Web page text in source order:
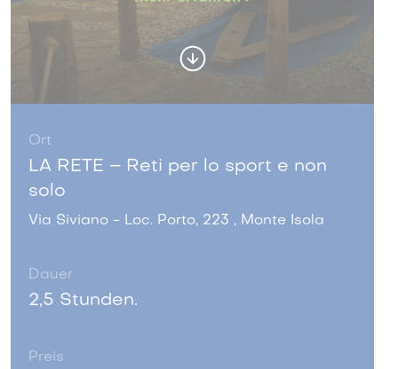
Ort
LA RETE – Reti per lo sport e non
solo
Via Siviano - Loc. Porto, 223 , Monte Isola
Dauer
2,5 Stunden.
Preis